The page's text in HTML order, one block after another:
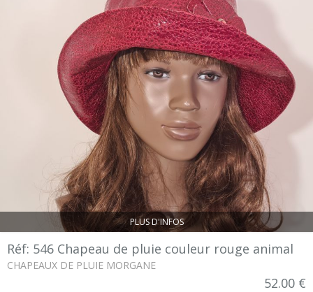
PLUS D'INFOS
Réf: 546 Chapeau de pluie couleur rouge animal
CHAPEAUX DE PLUIE MORGANE
52.00 €